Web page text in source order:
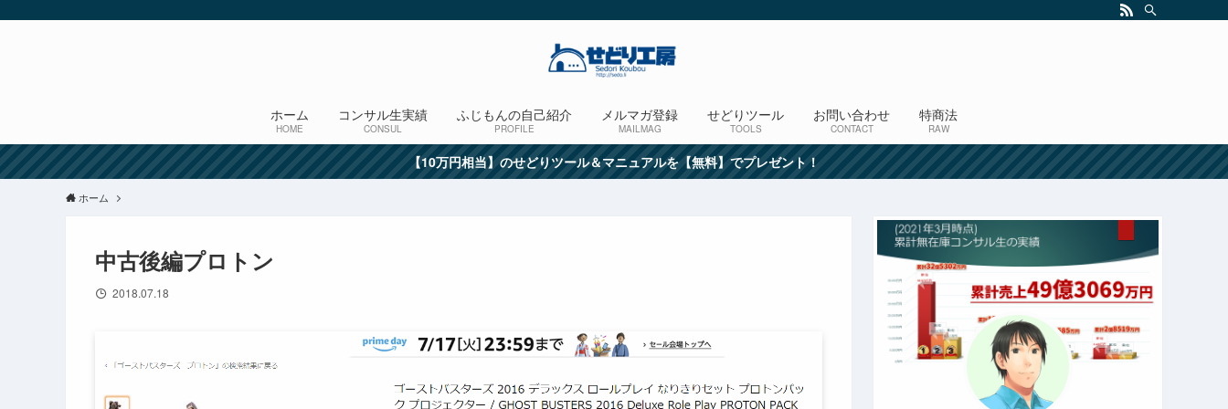
ホーム
HOME
コンサル生実績
CONSUL
ふじもんの自己紹介
PROFILE
メルマガ登録
MAILMAG
せどりツール
TOOLS
お問い合わせ
CONTACT
特商法
RAW
【10万円相当】のせどりツール＆マニュアルを【無料】でプレゼント！
ホーム
中古後編プロトン
2018.07.18